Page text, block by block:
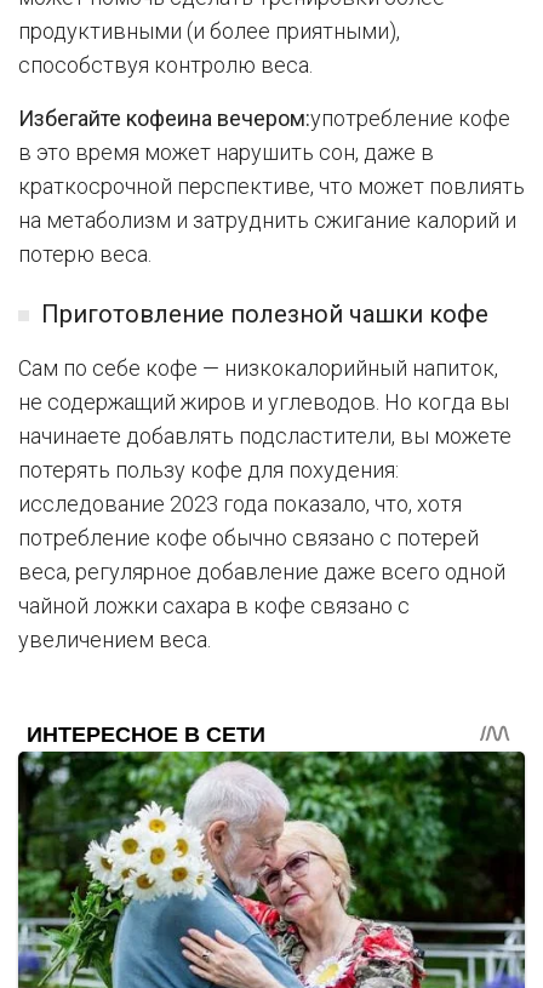
продуктивными (и более приятными),
способствуя контролю веса.
Избегайте кофеина вечером:употребление кофе
в это время может нарушить сон, даже в
краткосрочной перспективе, что может повлиять
на метаболизм и затруднить сжигание калорий и
потерю веса.
Приготовление полезной чашки кофе
Сам по себе кофе — низкокалорийный напиток,
не содержащий жиров и углеводов. Но когда вы
начинаете добавлять подсластители, вы можете
потерять пользу кофе для похудения:
исследование 2023 года показало, что, хотя
потребление кофе обычно связано с потерей
веса, регулярное добавление даже всего одной
чайной ложки сахара в кофе связано с
увеличением веса.